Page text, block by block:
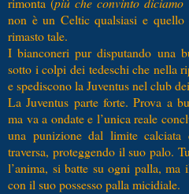
non è un Celtic qualsiasi e
rimasto tale.
I bianconeri pur disputando una
sotto i colpi dei tedeschi che nella
e spediscono la Juventus nel club
La Juventus parte forte. Prova a
ma va a ondate e l’unica reale
una punizione dal limite
traversa, proteggendo il suo palo.
l’anima, si batte su ogni palla, ma
con il suo possesso palla micidiale.